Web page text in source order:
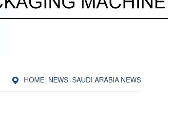
HOME>NEWS>SAUDI ARABIA NEWS